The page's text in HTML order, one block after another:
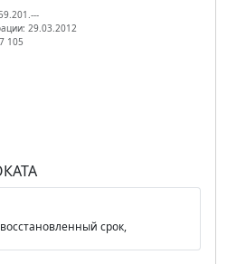
29.03.2012
105
срок,